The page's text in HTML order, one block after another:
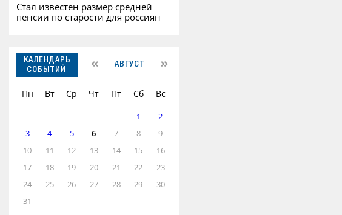
Стал известен размер средней
пенсии по старости для россиян
КАЛЕНДАРЬ
СОБЫТИЙ
АВГУСТ
Пн Вт Ср Чт Пт Сб Вс
1
2
3
4 5 6 7 8
9
10
11 12 13 14 15
16
17
18 19 20 21 22
23
24
25 26 27 28 29
30
31